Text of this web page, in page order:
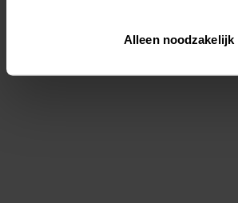
Via "Cookie instellingen" kun je ook
Alleen noodzakelijk